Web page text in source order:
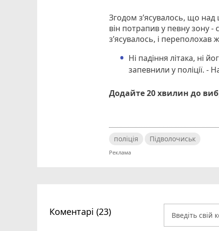
Згодом з’ясувалось, що над
він потрапив у певну зону -
з’ясувалось, і переполохав
Ні падіння літака, ні
запевнили у поліції. -
Додайте 20 хвилин до
поліція Підволочиськ
Коментарі (23)